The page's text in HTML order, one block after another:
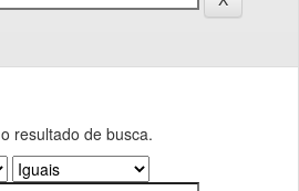
resultado de busca.